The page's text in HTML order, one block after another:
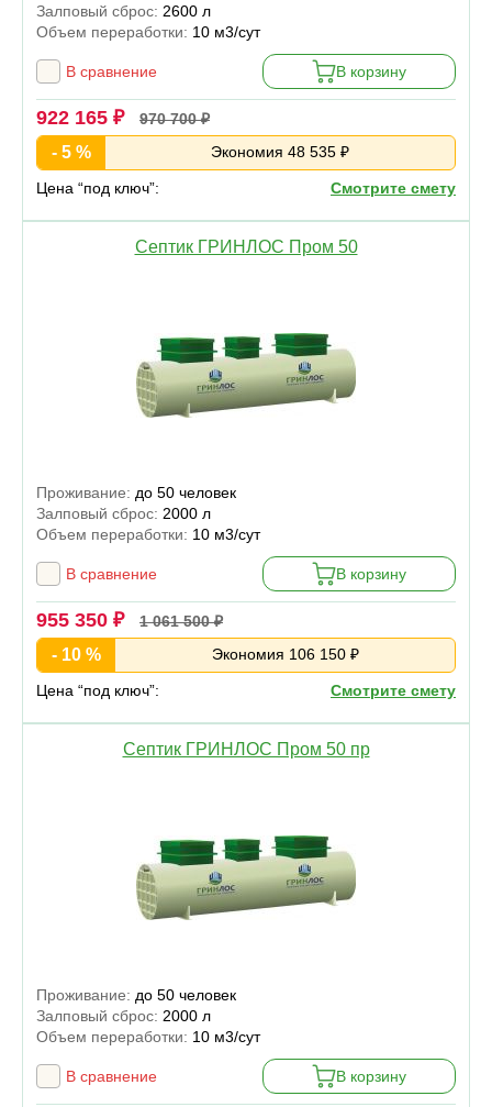
Залповый сброс: 2600 л
Объем переработки: 10 м3/сут
В сравнение В корзину
922 165 ₽ 970 700 ₽
- 5 % Экономия 48 535 ₽
Цена “под ключ”: Смотрите смету
Септик ГРИНЛОС Пром 50
Проживание: до 50 человек
Залповый сброс: 2000 л
Объем переработки: 10 м3/сут
В сравнение В корзину
955 350 ₽ 1 061 500 ₽
- 10 % Экономия 106 150 ₽
Цена “под ключ”: Смотрите смету
Септик ГРИНЛОС Пром 50 пр
Проживание: до 50 человек
Залповый сброс: 2000 л
Объем переработки: 10 м3/сут
В сравнение В корзину